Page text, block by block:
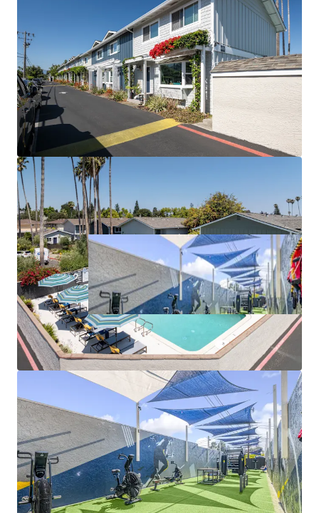
PROVEN VALUE-ADD WITH DE-RISKED UPSIDE
ELITE SILICON VALLEY TENANT BASE
SIGNIFICANT DISCOUNT TO HOMEOWNERSHIP
EXCEPTIONTIONAL TENANT STABILITY AND
RENEWAL RATE
A TRUE TOWNHOME COMMUNITY
PREMIER PUBLIC SCHOOL SYSTEM